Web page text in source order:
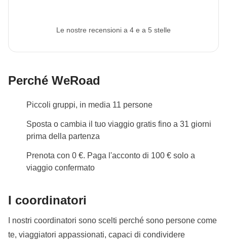
Le nostre recensioni a 4 e a 5 stelle
Perché WeRoad
Piccoli gruppi, in media 11 persone
Sposta o cambia il tuo viaggio gratis fino a 31 giorni
prima della partenza
Prenota con 0 €. Paga l'acconto di 100 € solo a
viaggio confermato
I coordinatori
I nostri coordinatori sono scelti perché sono persone come
te, viaggiatori appassionati, capaci di condividere